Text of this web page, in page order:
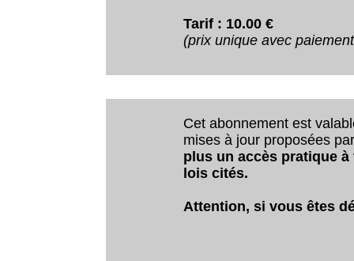
Tarif : 10.00 €
(prix unique avec
Cet abonnement est
mises à jour proposées
plus un accès pratique
lois cités.
Attention, si vous êtes